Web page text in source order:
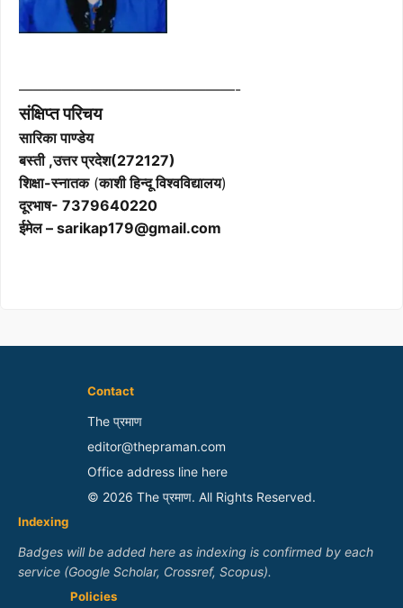
———————————————-
संक्षिप्त परिचय
सारिका पाण्डेय
बस्ती ,उत्तर प्रदेश(272127)
शिक्षा-स्नातक(काशी हिन्दू विश्वविद्यालय)
दूरभाष- 7379640220
ईमेल – sarikap179@gmail.com
Contact
The प्रमाण
editor@thepraman.com
Office address line here
© 2026 The प्रमाण. All Rights Reserved.
Indexing
Badges will be added here as indexing is confirmed by each
service (Google Scholar, Crossref, Scopus).
Policies